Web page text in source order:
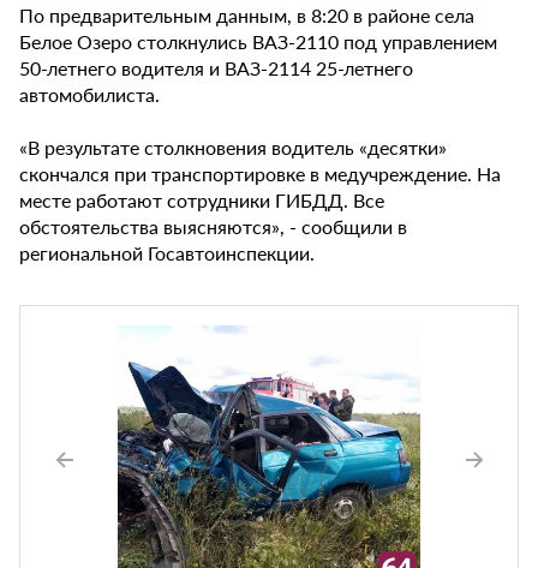
По предварительным данным, в 8:20 в районе села
Белое Озеро столкнулись ВАЗ-2110 под управлением
50-летнего водителя и ВАЗ-2114 25-летнего
автомобилиста.
«В результате столкновения водитель «десятки»
скончался при транспортировке в медучреждение. На
месте работают сотрудники ГИБДД. Все
обстоятельства выясняются», - сообщили в
региональной Госавтоинспекции.